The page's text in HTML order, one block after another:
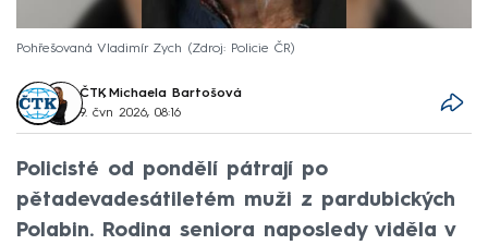
Pohřešovaná Vladimír Zych Zdroj: Policie ČR
ČTK, Michaela Bartošová
9. čvn 2026, 08:16
Policisté od pondělí pátrají po
pětadevadesátiletém muži z pardubických
Polabin. Rodina seniora naposledy viděla v